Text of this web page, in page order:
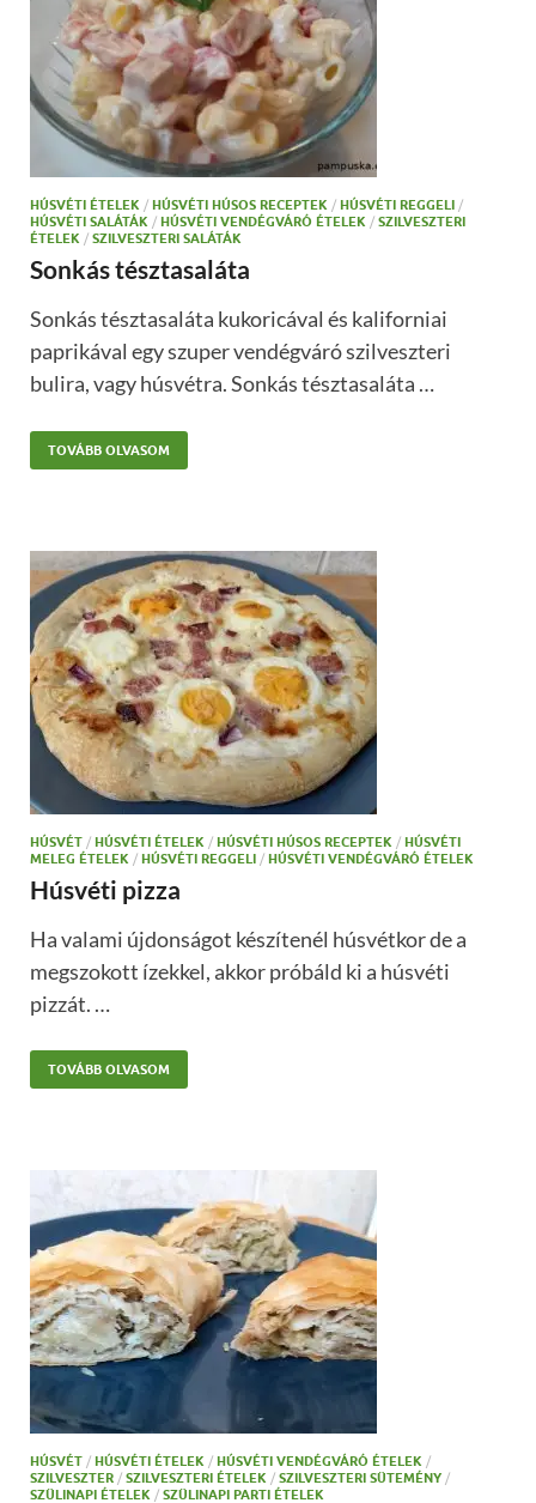
HÚSVÉTI ÉTELEK / HÚSVÉTI HÚSOS RECEPTEK / HÚSVÉTI REGGELI /
HÚSVÉTI SALÁTÁK / HÚSVÉTI VENDÉGVÁRÓ ÉTELEK / SZILVESZTERI
ÉTELEK / SZILVESZTERI SALÁTÁK
Sonkás tésztasaláta
Sonkás tésztasaláta kukoricával és kaliforniai
paprikával egy szuper vendégváró szilveszteri
bulira, vagy húsvétra. Sonkás tésztasaláta …
TOVÁBB OLVASOM
HÚSVÉT / HÚSVÉTI ÉTELEK / HÚSVÉTI HÚSOS RECEPTEK / HÚSVÉTI
MELEG ÉTELEK / HÚSVÉTI REGGELI / HÚSVÉTI VENDÉGVÁRÓ ÉTELEK
Húsvéti pizza
Ha valami újdonságot készítenél húsvétkor de a
megszokott ízekkel, akkor próbáld ki a húsvéti
pizzát. …
TOVÁBB OLVASOM
HÚSVÉT / HÚSVÉTI ÉTELEK / HÚSVÉTI VENDÉGVÁRÓ ÉTELEK /
SZILVESZTER / SZILVESZTERI ÉTELEK / SZILVESZTERI SÜTEMÉNY /
SZÜLINAPI ÉTELEK / SZÜLINAPI PARTI ÉTELEK